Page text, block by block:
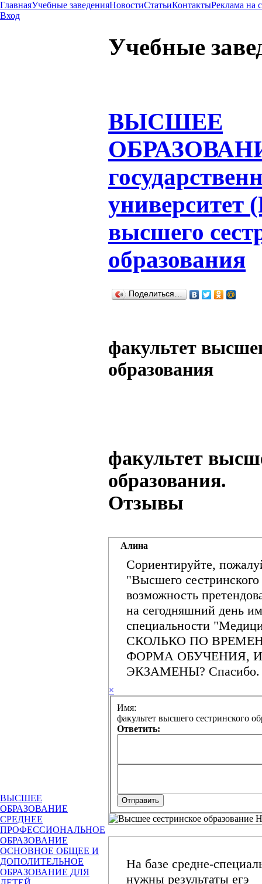
ГлавнаяУчебные заведенияНовостиСтатьиКонтактыРеклама на
Вход
ВЫСШЕЕ
ОБРАЗОВАНИЕ
СРЕДНЕЕ
ПРОФЕССИОНАЛЬНОЕ
ОБРАЗОВАНИЕ
ОСНОВНОЕ ОБЩЕЕ И
ДОПОЛИТЕЛЬНОЕ
ОБРАЗОВАНИЕ ДЛЯ
Учебные
ВЫСШЕЕ
высшего
образования
Поделиться…
факультет
образования
факультет
образования.
Отзывы
Алина
Сориентируйте,
"Высшего
возможность
на сегодняшний день
специальности
СКОЛЬКО ПО
ФОРМА ОБУЧЕНИЯ,
ЭКЗАМЕНЫ? Спасибо.
×
Имя:
факультет высшего сестринского
Ответить:
На базе средне-
нужны результаты егэ